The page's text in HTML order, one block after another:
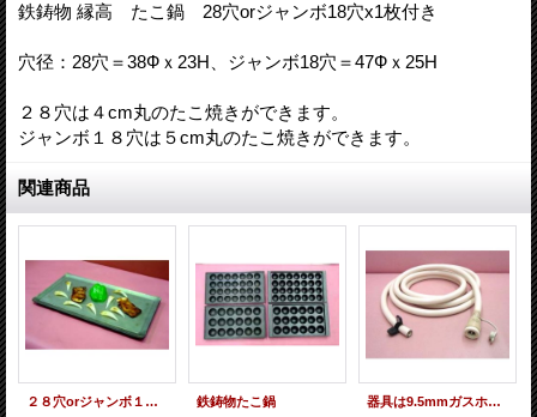
鉄鋳物 縁高 たこ鍋 28穴orジャンボ18穴x1枚付き
穴径：28穴＝38Фｘ23H、ジャンボ18穴＝47Фｘ25H
２８穴は４cm丸のたこ焼きができます。
ジャンボ１８穴は５cm丸のたこ焼きができます。
関連商品
２８穴orジャンボ１８穴たこ鍋ｘ１枚サイズの「黒プレス鉄板」 鉄鋳物たこ鍋 器具は9.5mmガスホース直差しで、壁側がカチット式の時